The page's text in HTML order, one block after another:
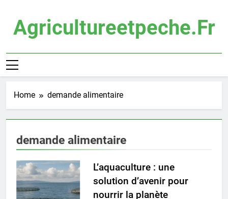
contentAgricultureetpeche.fr
Home demande alimentaire
demande alimentaire
L’aquaculture : une
solution d’avenir pour
nourrir la planète